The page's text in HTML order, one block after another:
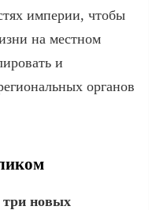
империи, чтобы
на местном
и
органов
три новых